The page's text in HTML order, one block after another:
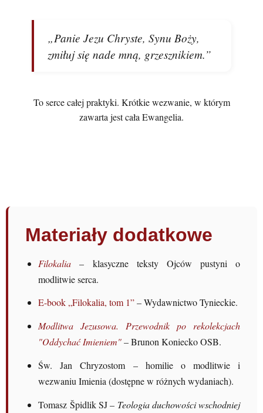
„Panie Jezu Chryste, Synu Boży,
zmiłuj się nade mną, grzesznikiem.”
To serce całej praktyki. Krótkie wezwanie, w którym
zawarta jest cała Ewangelia.
Materiały dodatkowe
Filokalia – klasyczne teksty Ojców pustyni o
modlitwie serca.
E-book „Filokalia, tom 1”– Wydawnictwo Tynieckie.
Modlitwa Jezusowa. Przewodnik po rekolekcjach
"Oddychać Imieniem"– Brunon Koniecko OSB.
Św. Jan Chryzostom – homilie o modlitwie i
wezwaniu Imienia (dostępne w różnych wydaniach).
Tomasz Špidlik SJ – Teologia duchowości wschodniej